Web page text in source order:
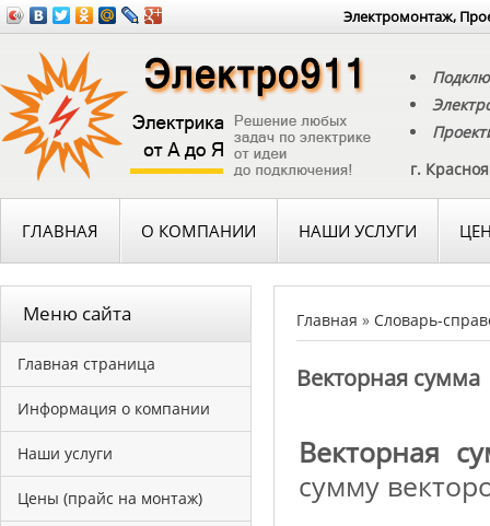
Электромонтаж,
г.
ГЛАВНАЯ О КОМПАНИИ НАШИ УСЛУГИ
Меню сайта
Главная страница
Информация о компании
Наши услуги
Цены (прайс на монтаж)
Главная » Словарь-
Векторная сумма
Векторная
сумму